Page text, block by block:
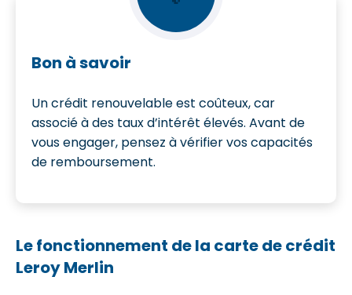
Bon à savoir
Un crédit renouvelable est coûteux, car
associé à des taux d’intérêt élevés. Avant de
vous engager, pensez à vérifier vos capacités
de remboursement.
Le fonctionnement de la carte de crédit
Leroy Merlin